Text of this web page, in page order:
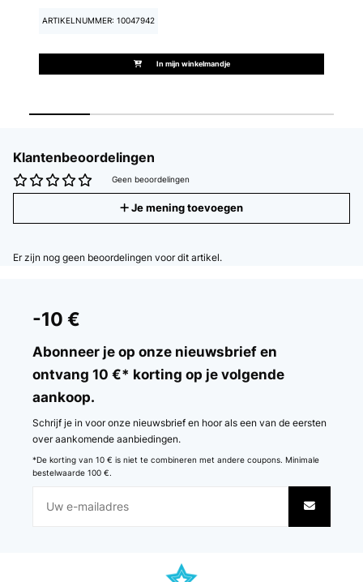
ARTIKELNUMMER: 10047942
In mijn winkelmandje
Klantenbeoordelingen
Geen beoordelingen
Je mening toevoegen
Er zijn nog geen beoordelingen voor dit artikel.
-10 €
Abonneer je op onze nieuwsbrief en
ontvang 10 €* korting op je volgende
aankoop.
Schrijf je in voor onze nieuwsbrief en hoor als een van de eersten
over aankomende aanbiedingen.
*De korting van 10 € is niet te combineren met andere coupons. Minimale
bestelwaarde 100 €.